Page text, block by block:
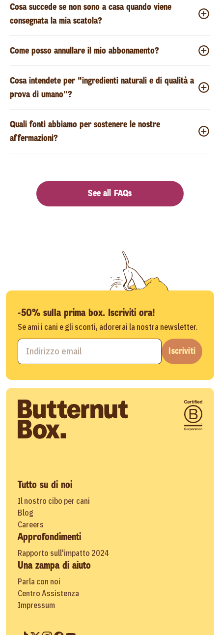
Cosa succede se non sono a casa quando viene
consegnata la mia scatola?
Come posso annullare il mio abbonamento?
Cosa intendete per "ingredienti naturali e di qualità a
prova di umano"?
Quali fonti abbiamo per sostenere le nostre
affermazioni?
See all FAQs
-50% sulla prima box. Iscriviti ora!
Se ami i cani e gli sconti, adorerai la nostra newsletter.
Iscriviti
Tutto su di noi
Il nostro cibo per cani
Blog
Careers
Approfondimenti
Rapporto sull'impatto 2024
Una zampa di aiuto
Parla con noi
Centro Assistenza
Impressum